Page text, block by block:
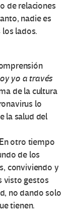
de relaciones
nadie es
los lados.
yo a través
de la cultura
lo
la salud del
otro tiempo
de los
conviviendo y
visto gestos
no dando solo
tienen.